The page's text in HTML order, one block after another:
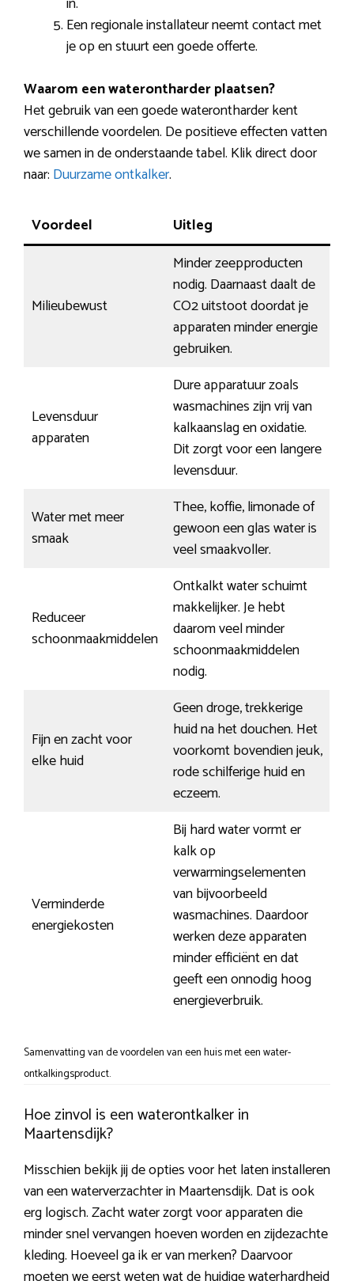
Een regionale installateur neemt contact met
je op en stuurt een goede offerte.
Waarom een waterontharder plaatsen?
Het gebruik van een goede waterontharder kent
verschillende voordelen. De positieve effecten vatten
we samen in de onderstaande tabel. Klik direct door
naar: Duurzame ontkalker.
Voordeel Uitleg
Milieubewust
Minder zeepproducten
nodig. Daarnaast daalt de
CO2 uitstoot doordat je
apparaten minder energie
gebruiken.
Levensduur
apparaten
Dure apparatuur zoals
wasmachines zijn vrij van
kalkaanslag en oxidatie.
Dit zorgt voor een langere
levensduur.
Water met meer
smaak
Thee, koffie, limonade of
gewoon een glas water is
veel smaakvoller.
Reduceer
schoonmaakmiddelen
Ontkalkt water schuimt
makkelijker. Je hebt
daarom veel minder
schoonmaakmiddelen
nodig.
Fijn en zacht voor
elke huid
Geen droge, trekkerige
huid na het douchen. Het
voorkomt bovendien jeuk,
rode schilferige huid en
eczeem.
Verminderde
energiekosten
Bij hard water vormt er
kalk op
verwarmingselementen
van bijvoorbeeld
wasmachines. Daardoor
werken deze apparaten
minder efficiënt en dat
geeft een onnodig hoog
energieverbruik.
Samenvatting van de voordelen van een huis met een water-
ontkalkingsproduct.
Hoe zinvol is een waterontkalker in
Maartensdijk?
Misschien bekijk jij de opties voor het laten installeren
van een waterverzachter in Maartensdijk. Dat is ook
erg logisch. Zacht water zorgt voor apparaten die
minder snel vervangen hoeven worden en zijdezachte
kleding. Hoeveel ga ik er van merken? Daarvoor